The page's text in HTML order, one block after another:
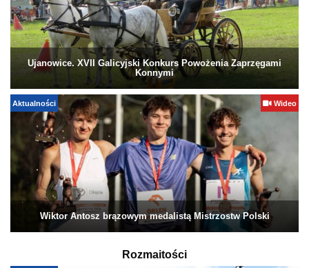
Ujanowice. XVII Galicyjski Konkurs Powożenia Zaprzęgami
Konnymi
Aktualności Wideo
Wiktor Antosz brązowym medalistą Mistrzostw Polski
Rozmaitości